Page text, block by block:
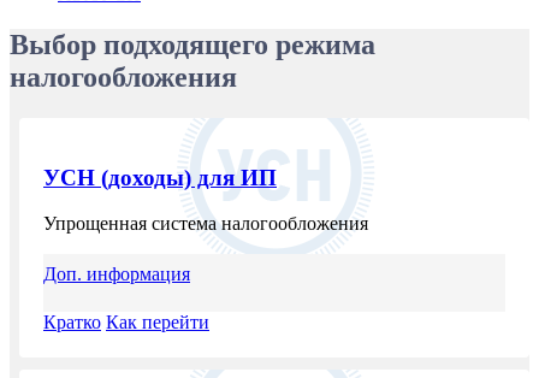
Выбор подходящего режима
налогообложения
УСН (доходы) для ИП
Упрощенная система налогообложения
Доп. информация
Кратко Как перейти